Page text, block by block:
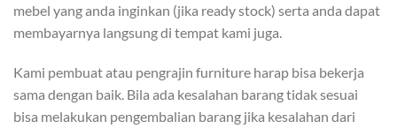
mebel yang anda inginkan (jika ready stock) serta anda dapat
membayarnya langsung di tempat kami juga.
Kami pembuat atau pengrajin furniture harap bisa bekerja
sama dengan baik. Bila ada kesalahan barang tidak sesuai
bisa melakukan pengembalian barang jika kesalahan dari